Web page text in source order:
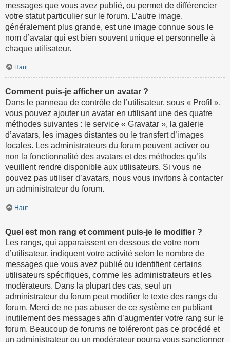
messages que vous avez publié, ou permet de différencier
votre statut particulier sur le forum. L’autre image,
généralement plus grande, est une image connue sous le
nom d’avatar qui est bien souvent unique et personnelle à
chaque utilisateur.
Haut
Comment puis-je afficher un avatar ?
Dans le panneau de contrôle de l’utilisateur, sous « Profil »,
vous pouvez ajouter un avatar en utilisant une des quatre
méthodes suivantes : le service « Gravatar », la galerie
d’avatars, les images distantes ou le transfert d’images
locales. Les administrateurs du forum peuvent activer ou
non la fonctionnalité des avatars et des méthodes qu’ils
veuillent rendre disponible aux utilisateurs. Si vous ne
pouvez pas utiliser d’avatars, nous vous invitons à contacter
un administrateur du forum.
Haut
Quel est mon rang et comment puis-je le modifier ?
Les rangs, qui apparaissent en dessous de votre nom
d’utilisateur, indiquent votre activité selon le nombre de
messages que vous avez publié ou identifient certains
utilisateurs spécifiques, comme les administrateurs et les
modérateurs. Dans la plupart des cas, seul un
administrateur du forum peut modifier le texte des rangs du
forum. Merci de ne pas abuser de ce système en publiant
inutilement des messages afin d’augmenter votre rang sur le
forum. Beaucoup de forums ne toléreront pas ce procédé et
un administrateur ou un modérateur pourra vous sanctionner